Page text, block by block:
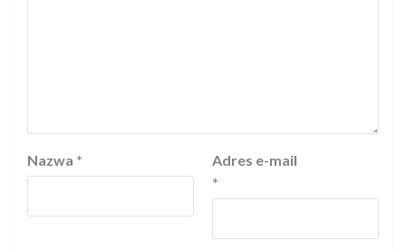
Nazwa *
Adres e-mail
*